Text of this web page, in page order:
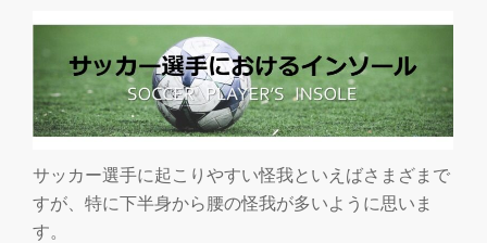
ー
シ
ョ
ン
サッカー選手に起こりやすい怪我といえばさまざまで
すが、特に下半身から腰の怪我が多いように思いま
す。